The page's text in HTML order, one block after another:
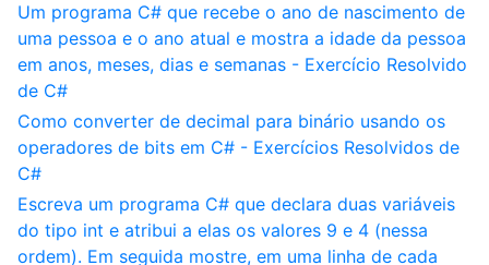
Um programa C# que recebe o ano de nascimento de
uma pessoa e o ano atual e mostra a idade da pessoa
em anos, meses, dias e semanas - Exercício Resolvido
de C#
Como converter de decimal para binário usando os
operadores de bits em C# - Exercícios Resolvidos de
C#
Escreva um programa C# que declara duas variáveis
do tipo int e atribui a elas os valores 9 e 4 (nessa
ordem). Em seguida mostre, em uma linha de cada